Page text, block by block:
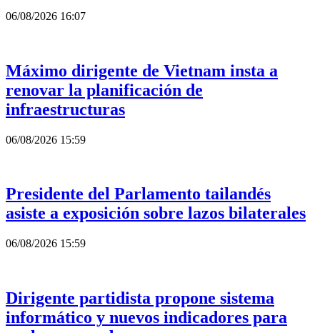
06/08/2026 16:07
Máximo dirigente de Vietnam insta a
renovar la planificación de
infraestructuras
06/08/2026 15:59
Presidente del Parlamento tailandés
asiste a exposición sobre lazos bilaterales
06/08/2026 15:59
Dirigente partidista propone sistema
informático y nuevos indicadores para